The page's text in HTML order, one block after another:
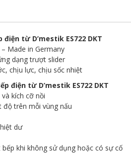
từ D’mestik ES722 DKT
Made in Germany
dạng trượt slider
chịu lực, chịu sốc nhiệt
điện từ D’mestik ES722 DKT
kích cỡ nồi
trên mỗi vùng nấu
dư
khi không sử dụng hoặc có sự cố